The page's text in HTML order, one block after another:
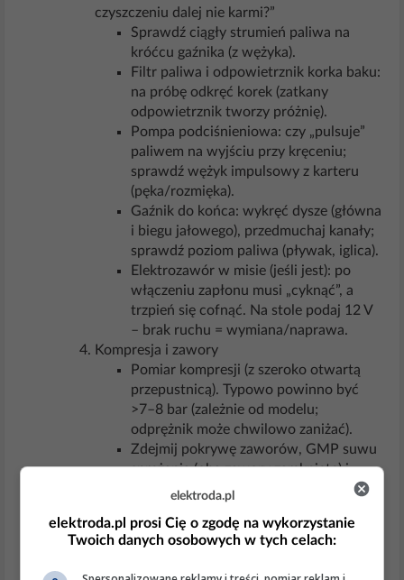
czyszczeniu dalej nie karmi?”
Sprawdź ciągły strumień paliwa na
króćcu gaźnika (z wężyka).
Filtr paliwa i odpowietrznik korka baku:
na próbę odkręć korek (zatkany
odpowietrznik tworzy próżnię).
Pompa podciśnieniowa: czy „pulsuje”
paliwem na wyjściu przy kręceniu;
sprawdź wężyk impulsowy z karteru
(pęka/rozmięka).
Gaźnik do końca: wykręć dysze (główna
i biegu jałowego), przedmuchaj kanały;
sprawdź poziom paliwa (pływak, iglica).
Elektrozawór w misie (jeśli jest): po
włączeniu zapłonu musi „cyknąć”, a
trzpień się cofnąć. Na stole podaj 12 V
– brak ruchu = wymiana/naprawa.
Kompresja i zawory
Pomiar kompresji (z szeroko otwartą
przepustnicą). Typowo powinno być
>7–8 bar (zależnie od modelu;
odprężnik może chwilowo zaniżać).
Zdejmij pokrywę zaworów, GMP suwu
sprężania (oba zawory zamknięte) i
sprawdź luz: orientacyjnie ssący 0,10–
(zależnie od silnika – sprawdź
serwisówkę). Zbyt mały luz = zawór
elektroda.pl
elektroda.pl prosi Cię o zgodę na wykorzystanie
Twoich danych osobowych w tych celach: